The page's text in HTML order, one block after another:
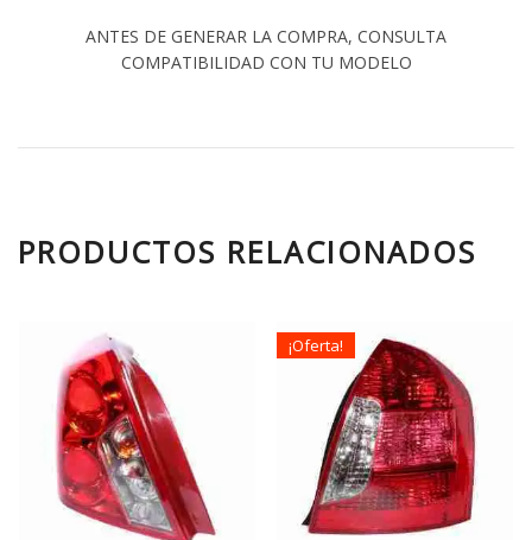
ANTES DE GENERAR LA COMPRA, CONSULTA
COMPATIBILIDAD CON TU MODELO
PRODUCTOS RELACIONADOS
¡Oferta!